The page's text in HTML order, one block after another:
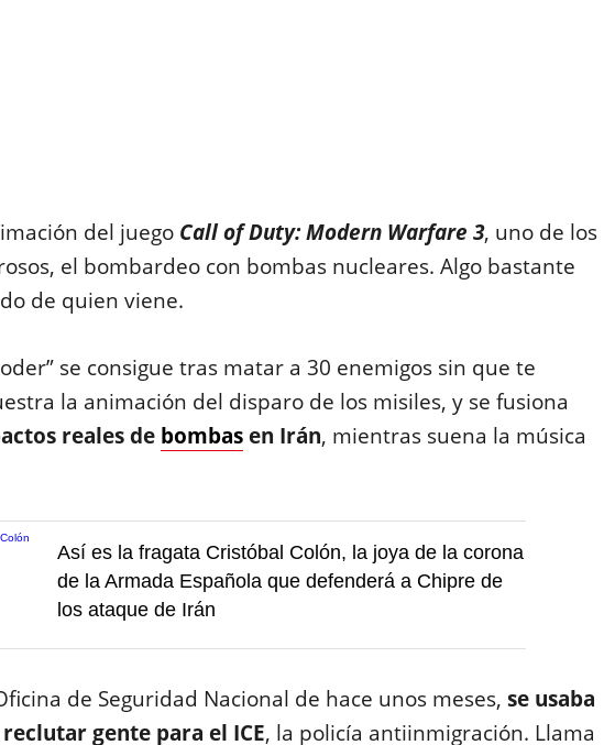
del juego Call of Duty: Modern Warfare 3, uno de los
el bombardeo con bombas nucleares. Algo bastante
de quien viene.
se consigue tras matar a 30 enemigos sin que te
la animación del disparo de los misiles, y se fusiona
reales de bombasen Irán, mientras suena la música
Así es la fragata Cristóbal Colón, la joya de la corona
de la Armada Española que defenderá a Chipre de
los ataque de Irán
de Seguridad Nacional de hace unos meses, se usaba
gente para el ICE, la policía antiinmigración. Llama